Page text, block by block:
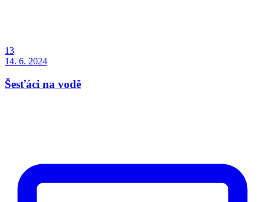
13
14. 6. 2024
Šesťáci na vodě